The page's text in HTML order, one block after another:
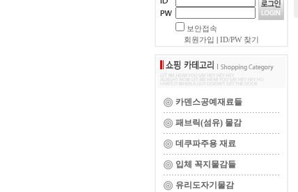
보안접속
회원가입
ID/PW 찾기
카덴스공예재료들
패브릭(섬유) 물감
데쿠파주용 재료
입체 꼭지물감들
유리도자기물감